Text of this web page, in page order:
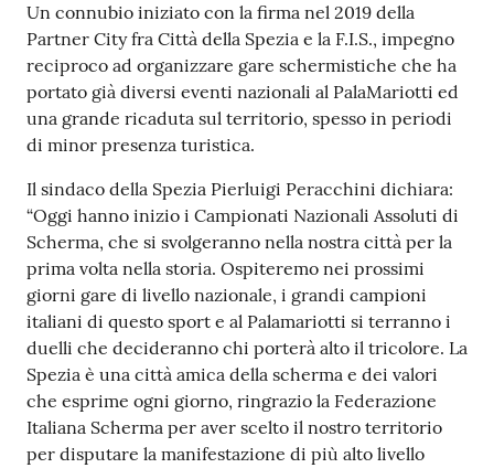
g
r
a
f
i
c
o
n
l
i
n
e
A
N
P
R
Un connubio iniziato con la firma nel 2019 della
Partner City fra Città della Spezia e la F.I.S., impegno
reciproco ad organizzare gare schermistiche che ha
portato già diversi eventi nazionali al PalaMariotti ed
una grande ricaduta sul territorio, spesso in periodi
di minor presenza turistica.
Il sindaco della Spezia Pierluigi Peracchini dichiara:
“Oggi hanno inizio i Campionati Nazionali Assoluti di
Scherma, che si svolgeranno nella nostra città per la
prima volta nella storia. Ospiteremo nei prossimi
giorni gare di livello nazionale, i grandi campioni
italiani di questo sport e al Palamariotti si terranno i
duelli che decideranno chi porterà alto il tricolore. La
Spezia è una città amica della scherma e dei valori
che esprime ogni giorno, ringrazio la Federazione
Italiana Scherma per aver scelto il nostro territorio
per disputare la manifestazione di più alto livello